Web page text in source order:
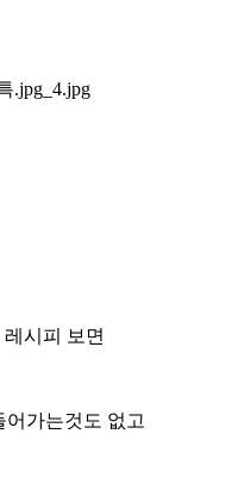
시피 보면
어가는것도 없고